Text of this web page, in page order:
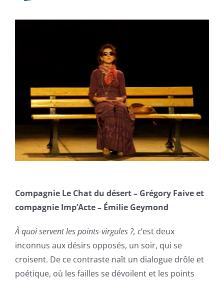
Compagnie Le Chat du désert – Grégory Faive et
compagnie Imp’Acte – Émilie Geymond
À quoi servent les points-virgules ?, c’est deux
inconnus aux désirs opposés, un soir, qui se
croisent. De ce contraste naît un dialogue drôle et
poétique, où les failles se dévoilent et les points